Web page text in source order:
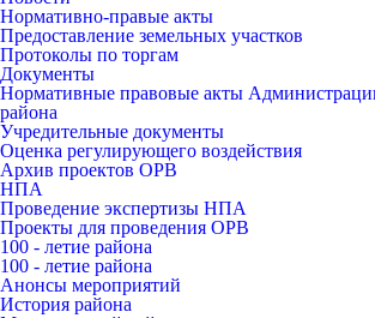
Нормативно-правые акты
Предоставление земельных участков
Протоколы по торгам
Документы
Нормативные правовые акты
района
Учредительные документы
Оценка регулирующего воздействия
Архив проектов ОРВ
НПА
Проведение экспертизы НПА
Проекты для проведения ОРВ
100 - летие района
100 - летие района
Анонсы мероприятий
История района